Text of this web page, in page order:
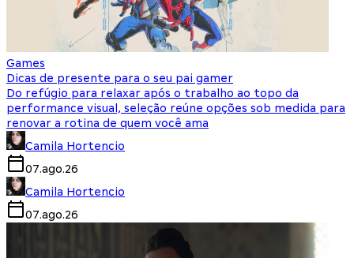
Games
Dicas de presente para o seu pai gamer
Do refúgio para relaxar após o trabalho ao topo da
performance visual, seleção reúne opções sob medida para
renovar a rotina de quem você ama
Camila Hortencio
07.ago.26
Camila Hortencio
07.ago.26